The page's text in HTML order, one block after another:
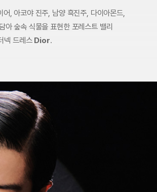
, 아코야 진주, 남양 흑진주, 다이아몬드,
아 숲속 식물을 표현한 포레스트 밸리
넥 드레스 Dior.